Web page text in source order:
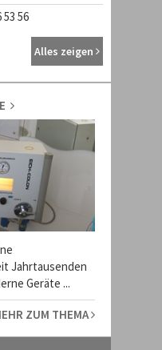
53 56
Alles zeigen
Jahrtausenden
Geräte ...
ZUM THEMA